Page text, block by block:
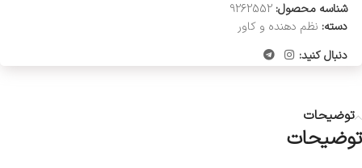
شناسه محصول: 9262552
دسته: نظم دهنده و کاور
دنبال کنید:
توضیحات
توضیحات